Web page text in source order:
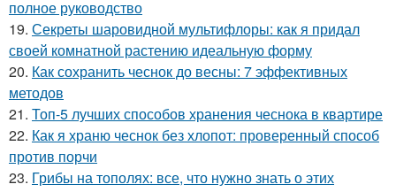
полное руководство
19. Секреты шаровидной мультифлоры: как я придал
своей комнатной растению идеальную форму
20. Как сохранить чеснок до весны: 7 эффективных
методов
21. Топ-5 лучших способов хранения чеснока в квартире
22. Как я храню чеснок без хлопот: проверенный способ
против порчи
23. Грибы на тополях: все, что нужно знать о этих